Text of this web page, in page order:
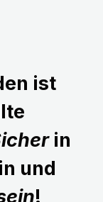
ist
in
und
!